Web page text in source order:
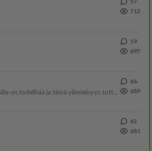
712
59
695
Olipa hyvä kirjoitus, kiitos. Ongelmat mitkä nostat esille on todellisia ja tämä ylimielisyys totta ja se näkyy kaikessa
66
689
62
681